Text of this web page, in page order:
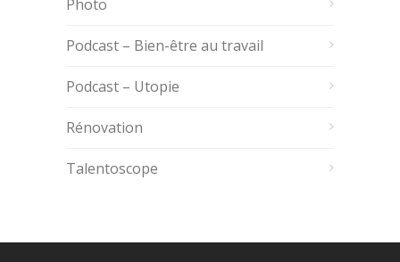
Photo
Podcast – Bien-être au travail
Podcast – Utopie
Rénovation
Talentoscope